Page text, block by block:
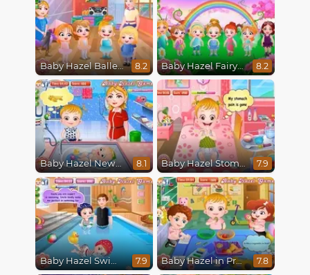
Baby Hazel Ballerina Dance 8.2 Baby Hazel Fairyland Ballet 8.2
Baby Hazel Newborn Vaccination 8.1 Baby Hazel Stomach Care 7.9
Baby Hazel Swimming 7.9 Baby Hazel in Preschool 7.8